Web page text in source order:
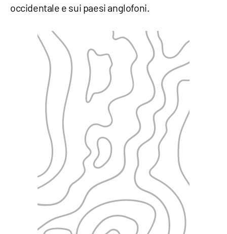
occidentale e sui paesi anglofoni.